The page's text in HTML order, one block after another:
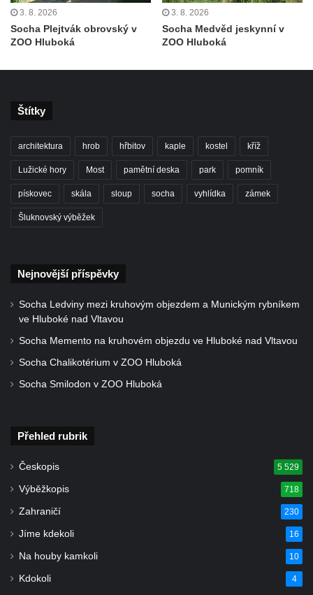
Delfín na Sfingovém rybníku v zámeckém
parku v Duchcově
Socha Herkula se saní na nádvoří zámku v
Duchcově
Socha Herkula se lvem na nádvoří zámku v
Duchcově
Zvěstování Panny Marie v Duchcově
parku v Duchcově
Duchcově
Busta Bedřicha Smetany v sadech B.
Smetany v Duchcově
Busta Ludwiga van Beethovena v sadech
B. Smetany v Duchcově
Pomník neznámého účelu v sadech Boženy
3. 8. 2026
Socha Plejtvák obrovský v
ZOO Hluboká
3. 8. 2026
Socha Medvěd jeskynní v
ZOO Hluboká
Štítky
architektura hrob hřbitov kaple kostel kříž
Lužické hory Most pamětní deska park pomník
pískovec skála sloup socha vyhlídka zámek
Šluknovský výběžek
Nejnovější příspěvky
Socha Ledviny mezi kruhovým objezdem a Munickým rybníkem
ve Hluboké nad Vltavou
Socha Memento na kruhovém objezdu ve Hluboké nad Vltavou
Socha Chalikotérium v ZOO Hluboká
Socha Smilodon v ZOO Hluboká
Přehled rubrik
Českopis 5 529
Výběžkopis 718
Zahraničí 230
Jíme kdekoli 16
Na houby kamkoli 10
Kdokoli 4